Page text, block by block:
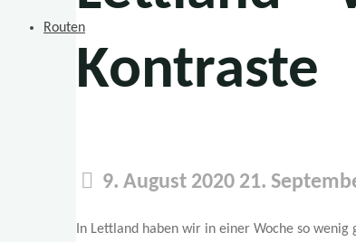
Routen
Kontraste
9. August 2020 21.
In Lettland haben wir in einer Woche so